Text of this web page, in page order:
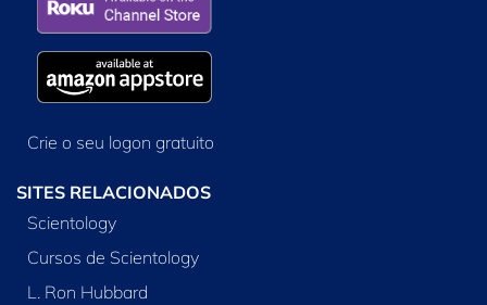
Crie o seu logon gratuito
SITES RELACIONADOS
Scientology
Cursos de Scientology
L. Ron Hubbard